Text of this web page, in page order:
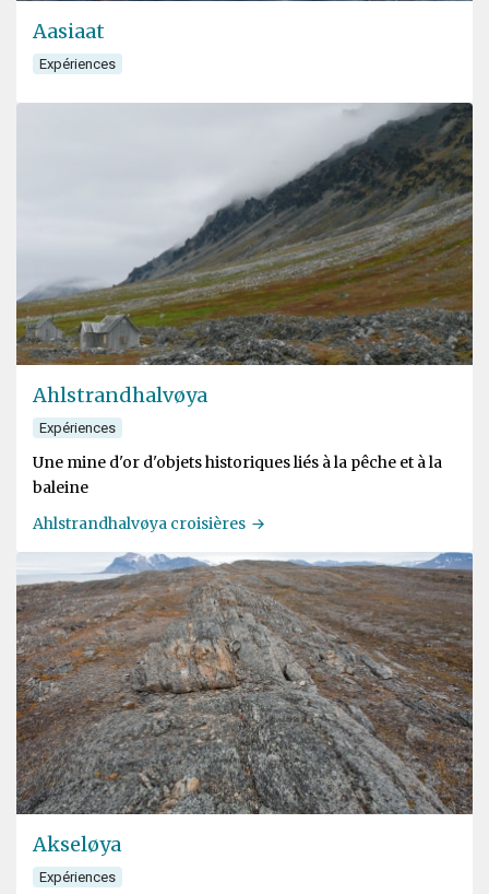
Aasiaat
Expériences
Ahlstrandhalvøya
Expériences
Une mine d'or d'objets historiques liés à la pêche et à la
baleine
Ahlstrandhalvøya croisières
Akseløya
Expériences